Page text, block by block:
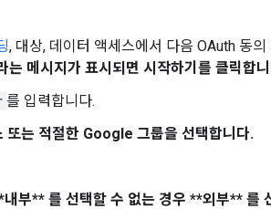
, 대상, 데이터 액세스에서 다음 OAuth 동
는 메시지가 표시되면 시작하기 를 클릭합
를 입력합니다.
는 적절한 Google 그룹을 선택합니다.
부** 를 선택할 수 없는 경우 **외부** 를